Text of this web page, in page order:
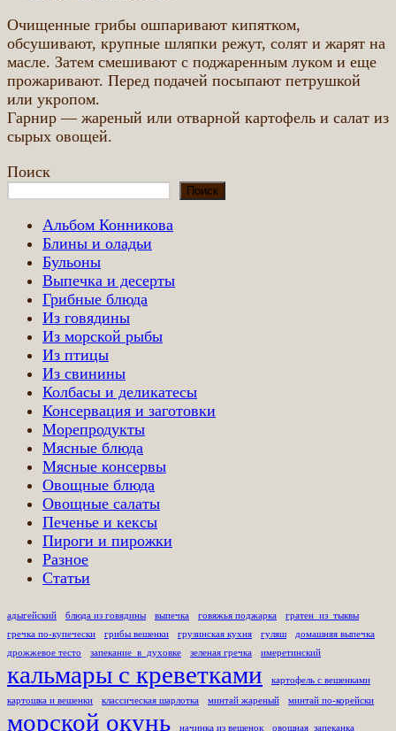
Очищенные грибы ошпаривают кипятком,
обсушивают, крупные шляпки режут, солят и жарят на
масле. Затем смешивают с поджаренным луком и еще
прожаривают. Перед подачей посыпают петрушкой
или укропом.
Гарнир — жареный или отварной картофель и салат из
сырых овощей.
Поиск
Поиск
Альбом Конникова
Блины и оладьи
Бульоны
Выпечка и десерты
Грибные блюда
Из говядины
Из морской рыбы
Из птицы
Из свинины
Колбасы и деликатесы
Консервация и заготовки
Морепродукты
Мясные блюда
Мясные консервы
Овощные блюда
Овощные салаты
Печенье и кексы
Пироги и пирожки
Разное
Статьи
адыгейский блюда из говядины выпечка говяжья поджарка
гратен_из_тыквы
гречка по-купечески
грибы вешенки грузинская кухня гуляш
домашняя выпечка
дрожжевое тесто
запекание_в_духовке зеленая гречка имеретинский
кальмары с креветками картофель с вешенками
картошка и вешенки классическая шарлотка минтай жареный минтай по-корейски
морской окунь начинка из вешенок овощная_запеканка